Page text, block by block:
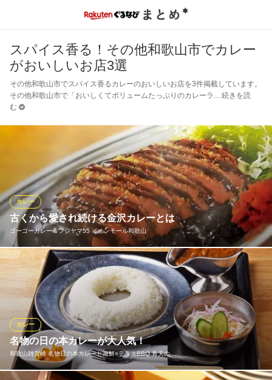
スパイス香る！その他和歌山市でカレー
がおいしいお店3選
その他和歌山市でスパイス香るカレーのおいしいお店を3件掲載しています。
その他和歌山市で「おいしくてボリュームたっぷりのカレーラ
続きを読
む
古くから愛され続ける金沢カレーとは
ゴーゴーカレー＆フジヤマ55 イオンモール和歌山
カレー
☆★☆ 金沢カレーの定義 ☆★☆ （１）ルーは濃厚でドロッと
している。 （２）付け合わせとしてキャベツの千切りが載ってい
る。 （３）ステンレスの皿に盛られている。 （４）フォークまた
は先割れスプーンで食べる。 （５）ルーの上にカツを載せ、その
上にはソースがかかっている。
ゴーゴーカレー＆フジヤマ55 イオンモール和歌山
金沢カレー
南海加太線和歌山市駅 徒歩12分
名物の日の本カレーが大人気！
和歌山雑賀崎 名物日の本カレーと海鮮×テラスBBQ 青天の…
カレー